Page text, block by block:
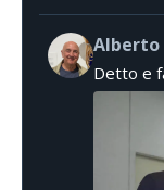
Alberto
Detto e